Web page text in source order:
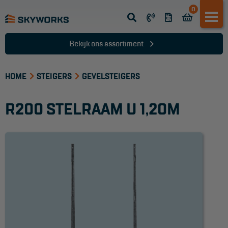
0
Opsteek ladder
Schuifladder
Telescopische ladder
Ladder accessoires
Bekijk ons assortiment
HOME STEIGERS GEVELSTEIGERS
R200 STELRAAM U 1,20M